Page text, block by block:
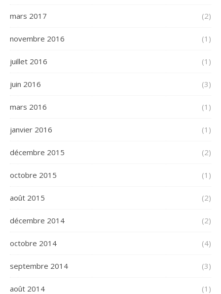
mars 2017 (2)
novembre 2016 (1)
juillet 2016 (1)
juin 2016 (3)
mars 2016 (1)
janvier 2016 (1)
décembre 2015 (2)
octobre 2015 (1)
août 2015 (2)
décembre 2014 (2)
octobre 2014 (4)
septembre 2014 (3)
août 2014 (1)